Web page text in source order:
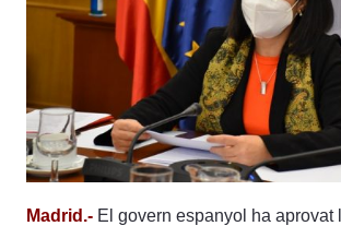
Madrid.- El govern espanyol ha aprovat